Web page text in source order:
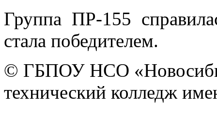
Группа ПР-155
стала победителем.
© ГБПОУ НСО
технический колледж